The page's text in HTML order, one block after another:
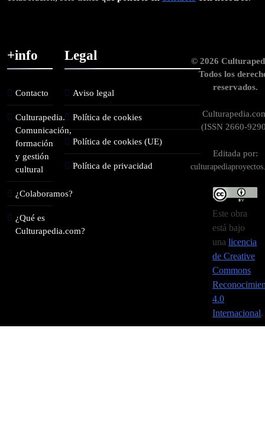
+info
Contacto
Culturapedia.
Comunicación,
formación
y gestión
cultural
¿Colaboramos?
¿Qué es
Culturapedia.com?
Legal
Aviso legal
Política de cookies
Política de cookies (UE)
Política de privacidad
© 2026
Todos los
reservados.
(ISSN 2660-
Editada por:
Este obra
está bajo
unalicencia
de Creative
Commons
4.0
Internacional.